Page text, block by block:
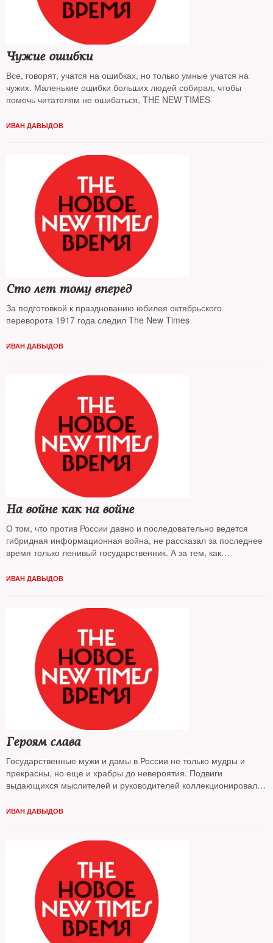
Чужие ошибки
Все, говорят, учатся на ошибках, но только умные учатся на
чужих. Маленькие ошибки больших людей собирал, чтобы
помочь читателям не ошибаться, THE NEW TIMES
ИВАН ДАВЫДОВ
Сто лет тому вперед
За подготовкой к празднованию юбилея октябрьского
переворота 1917 года следил The New Times
ИВАН ДАВЫДОВ
На войне как на войне
О том, что против России давно и последовательно ведется
гибридная информационная война, не рассказал за последнее
время только ленивый государственник. А за тем, как
Times
ИВАН ДАВЫДОВ
Героям слава
Государственные мужи и дамы в России не только мудры и
прекрасны, но еще и храбры до невероятия. Подвиги
выдающихся мыслителей и руководителей коллекционировал
ИВАН ДАВЫДОВ